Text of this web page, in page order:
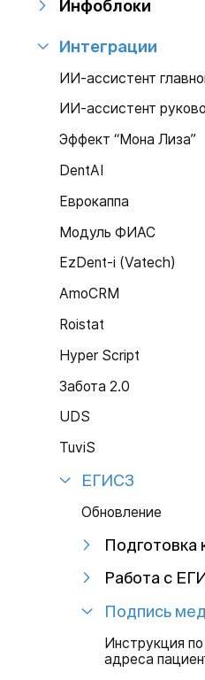
Инфоблоки
Интеграции
ИИ-ассистент
ИИ-ассистент
Эффект “Мона Лиза”
DentAI
Еврокаппа
Модуль ФИАС
EzDent-i (Vatech)
AmoCRM
Roistat
Hyper Script
Забота 2.0
UDS
TuviS
ЕГИСЗ
Обновление
Подготовка
Работа с
Подпись
Инструкция
адреса